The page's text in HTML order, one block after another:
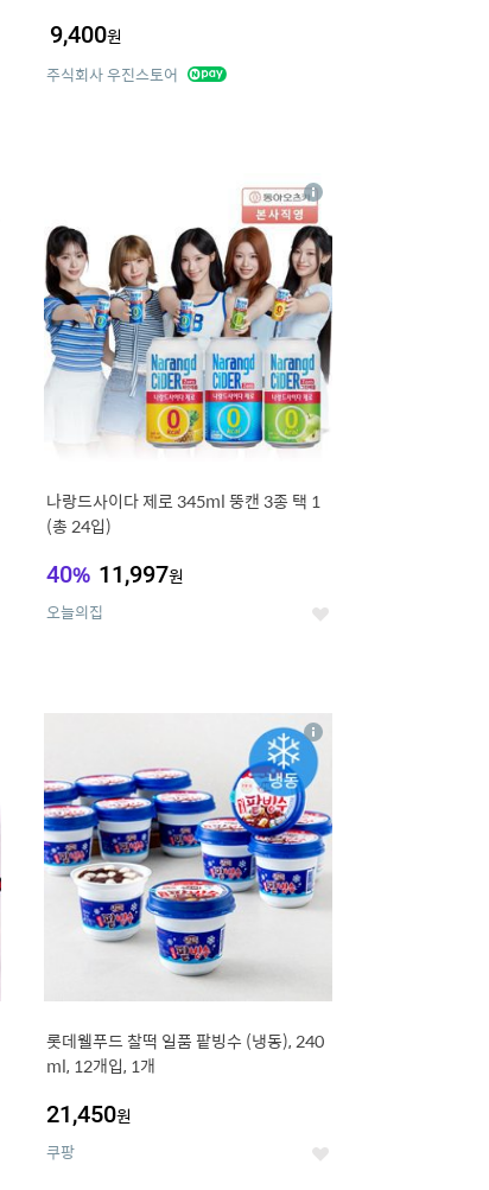
9,400원
주식회사 우진스토어
나랑드사이다 제로 345ml 뚱캔 3종 택 1
(총 24입)
40% 11,997원
오늘의집 좋
상
세
롯데웰푸드 찰떡 일품 팥빙수 (냉동), 240
ml, 12개입, 1개
21,450원
쿠팡 좋
상
세